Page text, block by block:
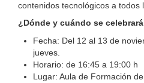
contenidos tecnológicos a todos
¿Dónde y cuándo se
Fecha: Del 12 al 13 de
jueves.
Horario: de 16:45 a 19:00 h
Lugar: Aula de Formación